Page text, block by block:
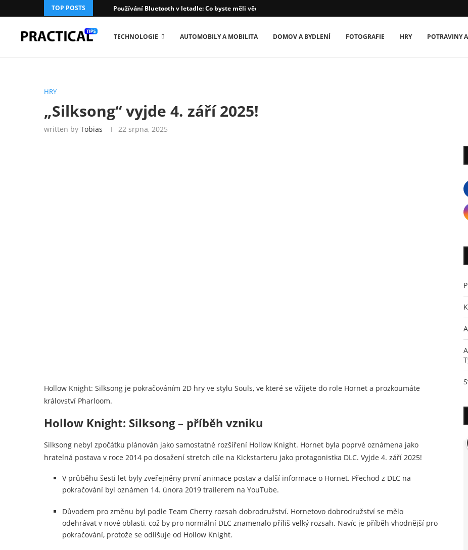
TOP POSTS Používání Bluetooth v letadle: Co byste měli vědět
TECHNOLOGIE AUTOMOBILY A MOBILITA DOMOV A BYDLENÍ FOTOGRAFIE HRY POTRAVINY
HRY
„Silksong“ vyjde 4. září 2025!
written by Tobias 22 srpna, 2025
Hollow Knight: Silksong je pokračováním 2D hry ve stylu Souls, ve které se vžijete do role Hornet a prozkoumáte
království Pharloom.
Hollow Knight: Silksong – příběh vzniku
Silksong nebyl zpočátku plánován jako samostatné rozšíření Hollow Knight. Hornet byla poprvé oznámena jako
hratelná postava v roce 2014 po dosažení stretch cíle na Kickstarteru jako protagonistka DLC. Vyjde 4. září 2025!
V průběhu šesti let byly zveřejněny první animace postav a další informace o Hornet. Přechod z DLC na
pokračování byl oznámen 14. února 2019 trailerem na YouTube.
Důvodem pro změnu byl podle Team Cherry rozsah dobrodružství. Hornetovo dobrodružství se mělo
odehrávat v nové oblasti, což by pro normální DLC znamenalo příliš velký rozsah. Navíc je příběh vhodnější pro
pokračování, protože se odlišuje od Hollow Knight.